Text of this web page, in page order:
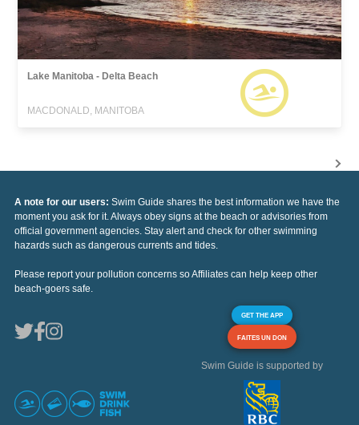
Lake Manitoba - Delta Beach
MACDONALD, MANITOBA
A note for our users: Swim Guide shares the best information we have the
moment you ask for it. Always obey signs at the beach or advisories from
official government agencies. Stay alert and check for other swimming
hazards such as dangerous currents and tides.
Please report your pollution concerns so Affiliates can help keep other
beach-goers safe.
GET THE APP
FAITES UN DON
Swim Guide is supported by